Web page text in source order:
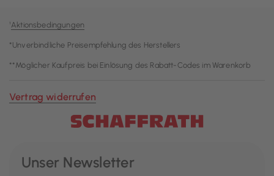
¹Aktionsbedingungen
*Unverbindliche Preisempfehlung des Herstellers
**Möglicher Kaufpreis bei Einlösung des Rabatt-Codes im Warenkorb
Vertrag widerrufen
Unser Newsletter